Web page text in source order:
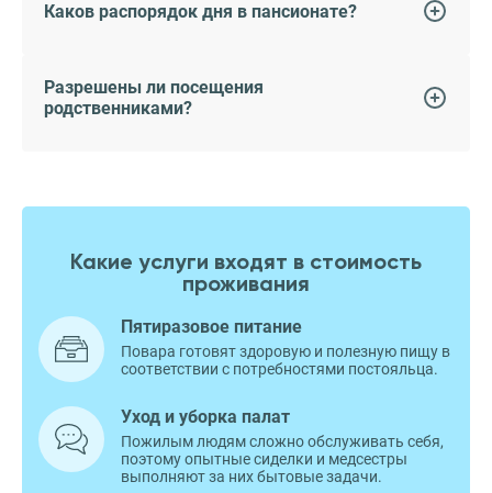
Каков распорядок дня в пансионате?
Разрешены ли посещения
родственниками?
Какие услуги входят в стоимость
проживания
Пятиразовое питание
Повара готовят здоровую и полезную пищу в
соответствии с потребностями постояльца.
Уход и уборка палат
Пожилым людям сложно обслуживать себя,
поэтому опытные сиделки и медсестры
выполняют за них бытовые задачи.